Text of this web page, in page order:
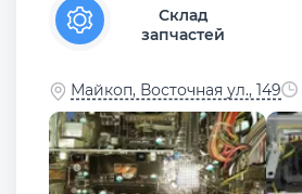
Склад
запчастей
Майкоп, Восточная ул., 149